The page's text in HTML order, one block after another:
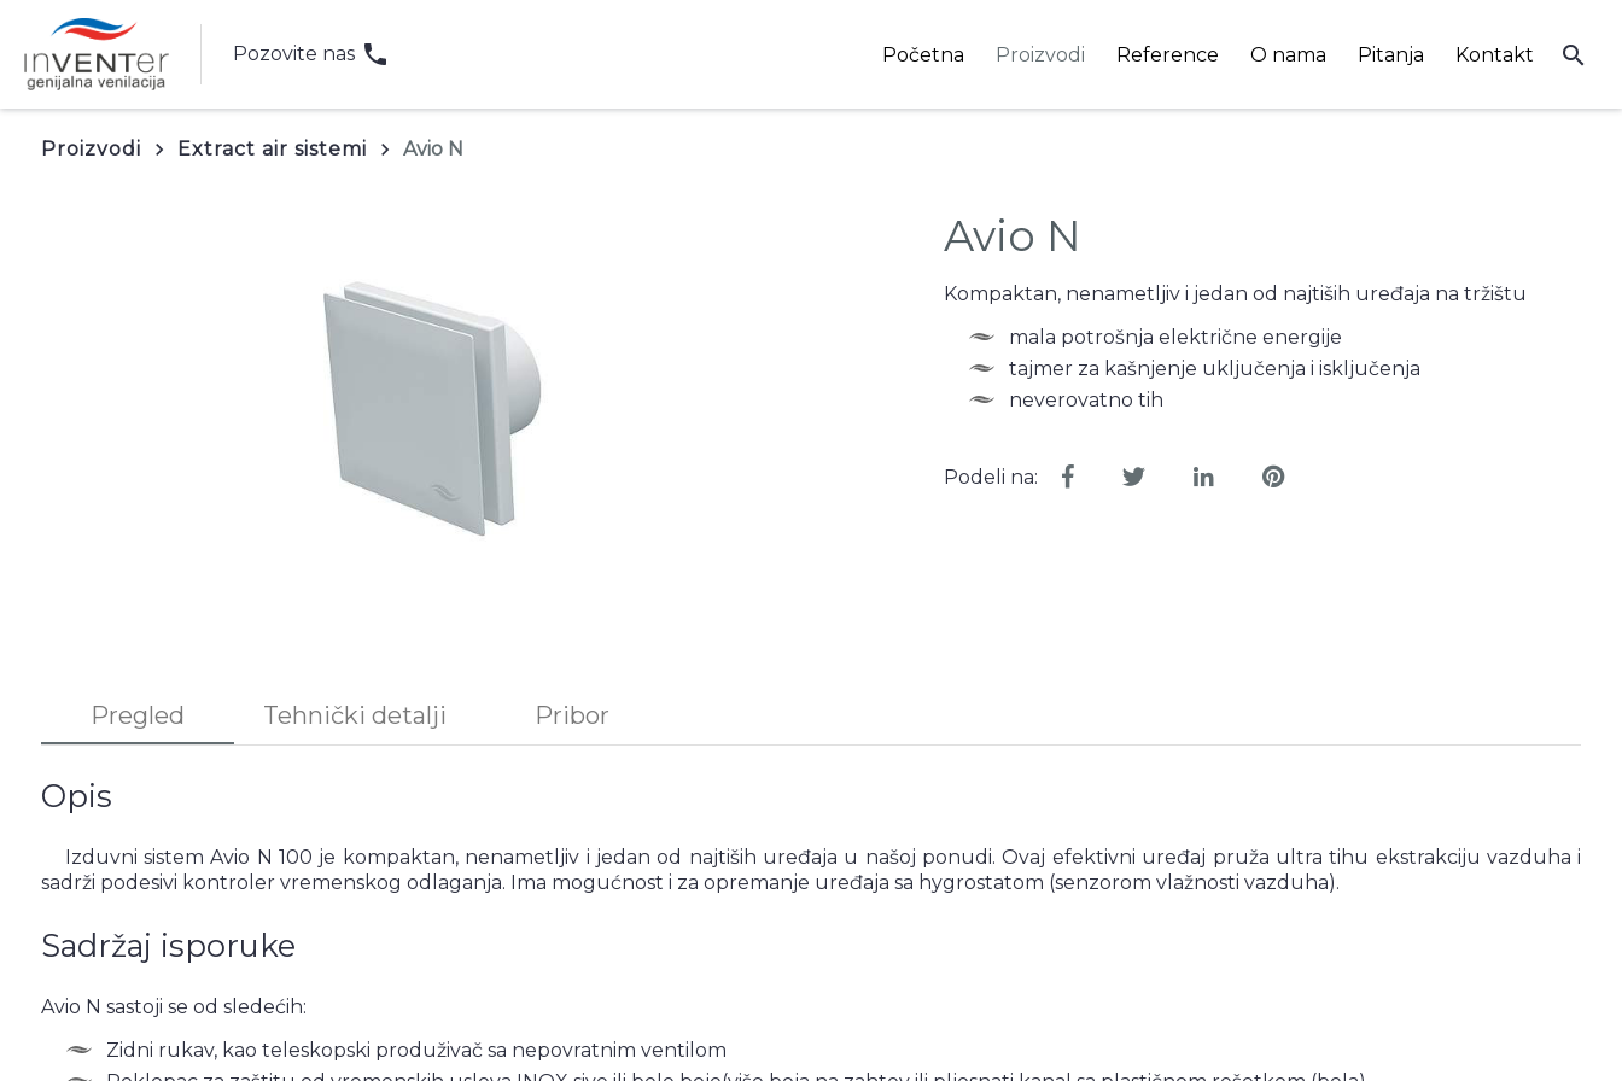
Pozovite nas phone Početna Proizvodi Reference O nama Pitanja Kontakt search
Proizvodi keyboard_arrow_right Extract air sistemi keyboard_arrow_right Avio N
Avio N
Kompaktan, nenametljiv i jedan od najtiših uređaja na tržištu
mala potrošnja električne energije
tajmer za kašnjenje uključenja i isključenja
neverovatno tih
Podeli na:
Pregled Tehnički detalji Pribor
Opis
Izduvni sistem Avio N 100 je kompaktan, nenametljiv i jedan od najtiših uređaja u našoj ponudi. Ovaj efektivni uređaj pruža ultra tihu ekstrakciju vazduha i
sadrži podesivi kontroler vremenskog odlaganja. Ima mogućnost i za opremanje uređaja sa hygrostatom (senzorom vlažnosti vazduha).
Sadržaj isporuke
Avio N sastoji se od sledećih:
Zidni rukav, kao teleskopski produživač sa nepovratnim ventilom